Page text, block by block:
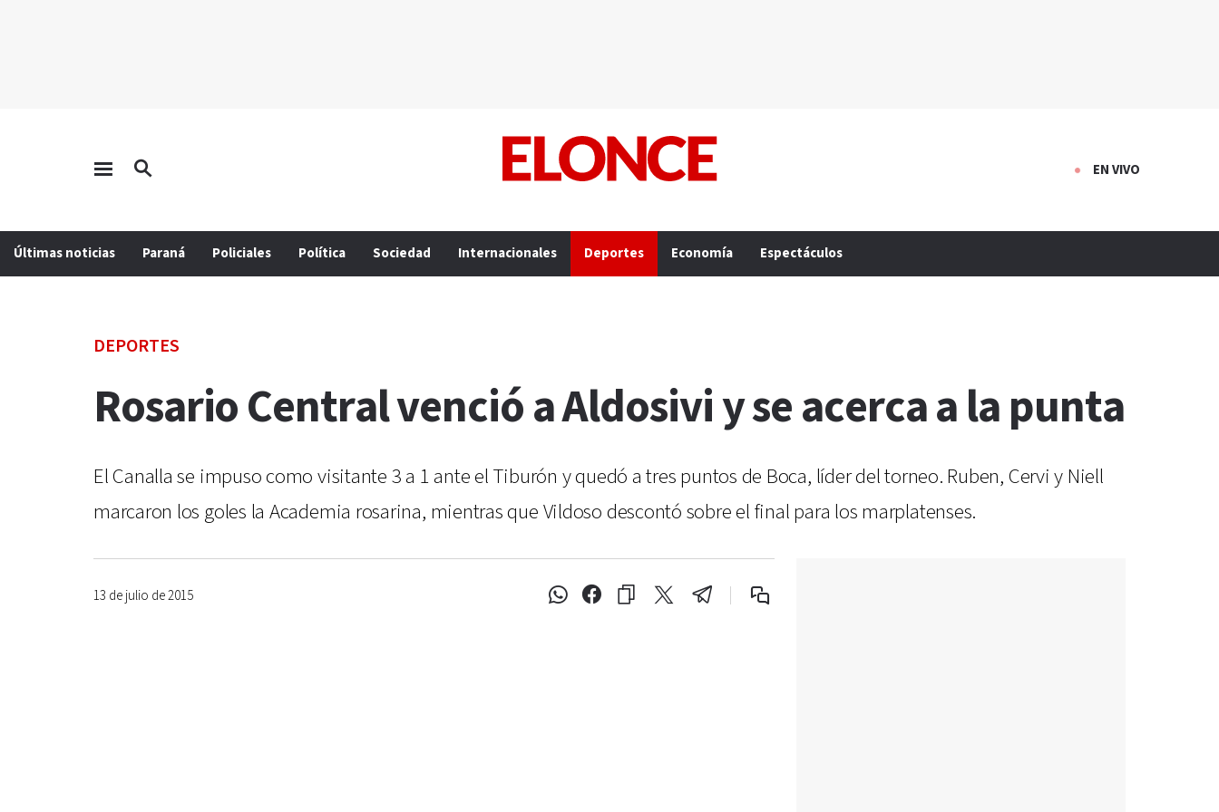
EN VIVO
Últimas noticias Paraná Policiales Política Sociedad Internacionales Deportes Economía Espectáculos
DEPORTES
Rosario Central venció a Aldosivi y se acerca a la punta
El Canalla se impuso como visitante 3 a 1 ante el Tiburón y quedó a tres puntos de Boca, líder del torneo. Ruben, Cervi y Niell
marcaron los goles la Academia rosarina, mientras que Vildoso descontó sobre el final para los marplatenses.
13 de julio de 2015